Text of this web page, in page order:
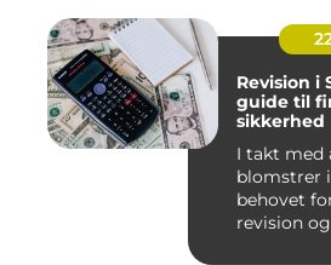
Revision i
guide til
sikkerhed
I takt med
blomstrer i
behovet
revision